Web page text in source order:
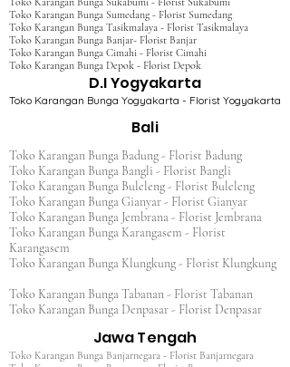
Toko Karangan Bunga Sumedang - Florist Sumedang
Toko Karangan Bunga Tasikmalaya - Florist Tasikmalaya
Toko Karangan Bunga Banjar- Florist Banjar
Toko Karangan Bunga Cimahi - Florist Cimahi
Toko Karangan Bunga Depok - Florist Depok
D.I Yogyakarta
Toko Karangan Bunga Yogyakarta - Florist Yogyakarta
Bali
Toko Karangan Bunga Badung - Florist Badung
Toko Karangan Bunga Bangli - Florist Bangli
Toko Karangan Bunga Buleleng - Florist Buleleng
Toko Karangan Bunga Gianyar - Florist Gianyar
Toko Karangan Bunga Jembrana - Florist Jembrana
Toko Karangan Bunga Karangasem - Florist
Karangasem
Toko Karangan Bunga Klungkung - Florist Klungkung
Toko Karangan Bunga Tabanan - Florist Tabanan
Toko Karangan Bunga Denpasar - Florist Denpasar
Jawa Tengah
Toko Karangan Bunga Banjarnegara - Florist Banjarnegara